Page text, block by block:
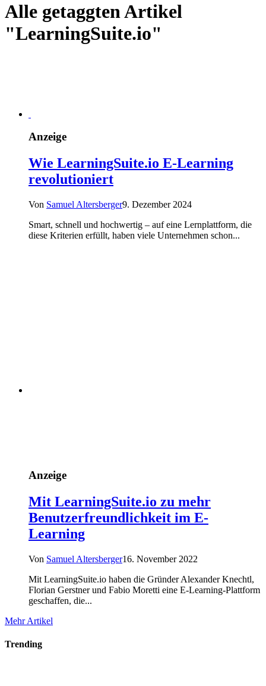
Alle getaggten Artikel
"LearningSuite.io"
Anzeige
Wie LearningSuite.io E-Learning
revolutioniert
Von Samuel Altersberger9. Dezember 2024
Smart, schnell und hochwertig – auf eine Lernplattform, die
diese Kriterien erfüllt, haben viele Unternehmen schon...
Anzeige
Mit LearningSuite.io zu mehr
Benutzerfreundlichkeit im E-
Learning
Von Samuel Altersberger16. November 2022
Mit LearningSuite.io haben die Gründer Alexander Knechtl,
Florian Gerstner und Fabio Moretti eine E-Learning-Plattform
geschaffen, die...
Mehr Artikel
Trending